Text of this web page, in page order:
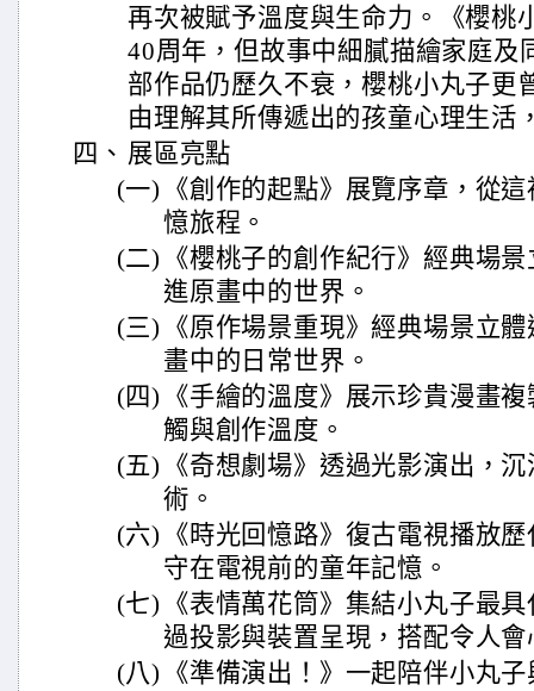
再次被賦予溫度與生命力。《櫻桃
40周年，但故事中細膩描繪家庭及
部作品仍歷久不衰，櫻桃小丸子更
由理解其所傳遞出的孩童心理生活
四、 展區亮點
(一)
《創作的起點》展覽序章，從
憶旅程。
(二)
《櫻桃子的創作紀行》經典場
進原畫中的世界。
(三)
《原作場景重現》經典場景立
畫中的日常世界。
(四)
《手繪的溫度》展示珍貴漫畫
觸與創作溫度。
(五)
《奇想劇場》透過光影演出，
術。
(六)
《時光回憶路》復古電視播放
守在電視前的童年記憶。
(七)
《表情萬花筒》集結小丸子最
過投影與裝置呈現，搭配令人
(八)
《準備演出！》一起陪伴小丸